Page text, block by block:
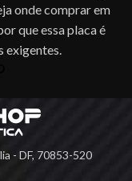
onde comprar em
que essa placa é
exigentes.
- DF, 70853-520